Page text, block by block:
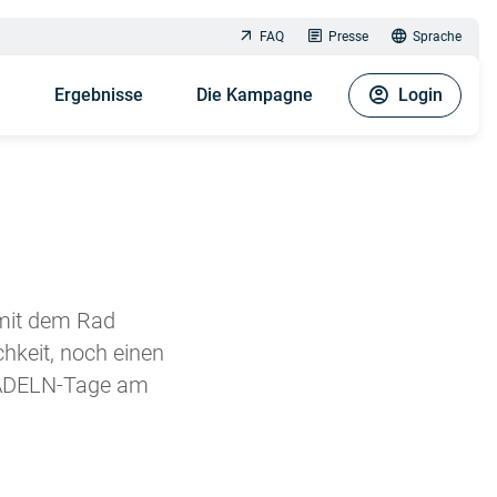
FAQ Presse Sprache
Ergebnisse Die Kampagne Login
dem Rad
noch einen
Tage am